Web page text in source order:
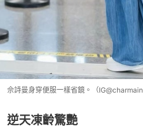
佘詩曼身穿便服一樣省鏡。（
逆天凍齡驚艷